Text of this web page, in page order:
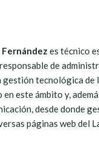
es técnico
de
gestión tecnológica de
este ámbito y,
desde donde
páginas web del